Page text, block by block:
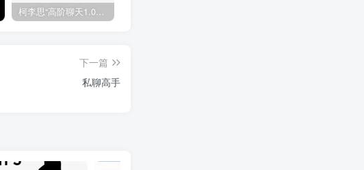
柯李思“高阶聊天1.0+2.0”搭讪大师chris
下一篇
私聊高手